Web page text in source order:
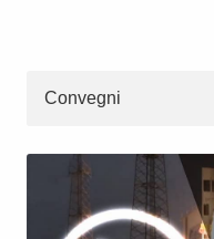
Convegni